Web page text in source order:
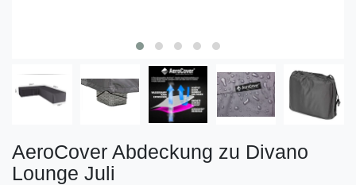
AeroCover Abdeckung zu Divano
Lounge Juli